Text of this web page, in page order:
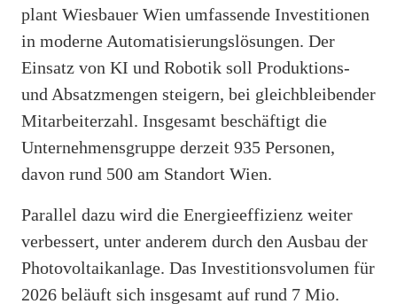
plant Wiesbauer Wien umfassende Investitionen
in moderne Automatisierungslösungen. Der
Einsatz von KI und Robotik soll Produktions-
und Absatzmengen steigern, bei gleichbleibender
Mitarbeiterzahl. Insgesamt beschäftigt die
Unternehmensgruppe derzeit 935 Personen,
davon rund 500 am Standort Wien.
Parallel dazu wird die Energieeffizienz weiter
verbessert, unter anderem durch den Ausbau der
Photovoltaikanlage. Das Investitionsvolumen für
2026 beläuft sich insgesamt auf rund 7 Mio.